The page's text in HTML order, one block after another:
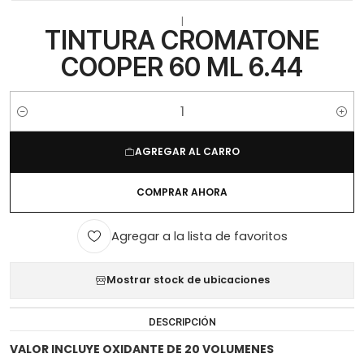
TINTURA CROMATONE
COOPER 60 ML 6.44
Cantidad
AGREGAR AL CARRO
COMPRAR AHORA
Agregar a la lista de favoritos
Mostrar stock de ubicaciones
DESCRIPCIÓN
VALOR INCLUYE OXIDANTE DE 20 VOLUMENES